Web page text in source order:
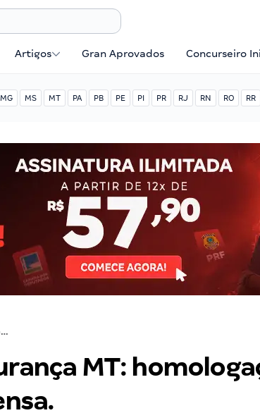
Artigos Gran Aprovados Concurseiro
MG MS MT PA PB PE PI PR RJ RN RO RR
Concursos Segurança MT: homologação final está suspensa.
MT: